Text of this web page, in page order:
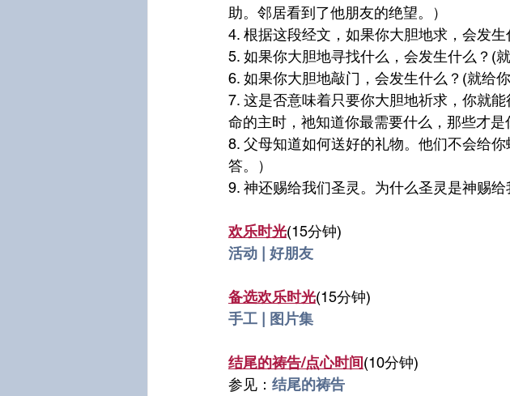
助。邻居看到了他朋友的绝望。）
4. 根据这段经文，如果你大胆地求，会发
5. 如果你大胆地寻找什么，会发生什么？(就
6. 如果你大胆地敲门，会发生什么？(就给你
7. 这是否意味着只要你大胆地祈求，你就
命的主时，祂知道你最需要什么，那些才是
8. 父母知道如何送好的礼物。他们不会给
答。）
9. 神还赐给我们圣灵。为什么圣灵是神赐
欢乐时光(15分钟)
活动 | 好朋友
备选欢乐时光(15分钟)
手工 | 图片集
结尾的祷告/点心时间(10分钟)
参见： 结尾的祷告